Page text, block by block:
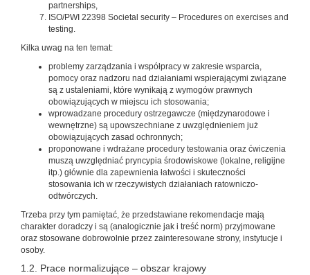
partnerships,
ISO/PWI 22398 Societal security – Procedures on exercises and
testing.
Kilka uwag na ten temat:
problemy zarządzania i współpracy w zakresie wsparcia,
pomocy oraz nadzoru nad działaniami wspierającymi związane
są z ustaleniami, które wynikają z wymogów prawnych
obowiązujących w miejscu ich stosowania;
wprowadzane procedury ostrzegawcze (międzynarodowe i
wewnętrzne) są upowszechniane z uwzględnieniem już
obowiązujących zasad ochronnych;
proponowane i wdrażane procedury testowania oraz ćwiczenia
muszą uwzględniać pryncypia środowiskowe (lokalne, religijne
itp.) głównie dla zapewnienia łatwości i skuteczności
stosowania ich w rzeczywistych działaniach ratowniczo-
odtwórczych.
Trzeba przy tym pamiętać, że przedstawiane rekomendacje mają
charakter doradczy i są (analogicznie jak i treść norm) przyjmowane
oraz stosowane dobrowolnie przez zainteresowane strony, instytucje i
osoby.
1.2. Prace normalizujące – obszar krajowy